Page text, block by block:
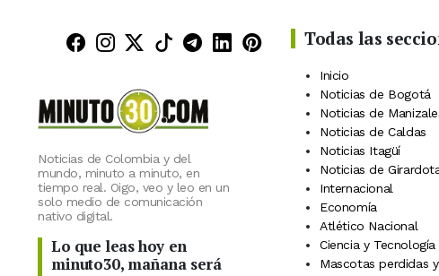
Minuto30 en Facebook
Minuto30 en Instagram
Minuto30 en X (Twitter)
Minuto30 en TikTok
Canal de Minuto30 en
Minuto30 en LinkedIn
Minuto30 en
Noticias de Colombia y del
mundo, minuto a minuto, en
tiempo real. Oigo, veo y leo en un
solo medio de comunicación
nativo digital.
Lo que leas hoy en
minuto30, mañana será
Todas las
Inicio
Noticias de Bogotá
Noticias de
Noticias de Caldas
Noticias Itagüí
Noticias de
Internacional
Economía
Atlético Nacional
Ciencia y Tecnología
Mascotas perdidas